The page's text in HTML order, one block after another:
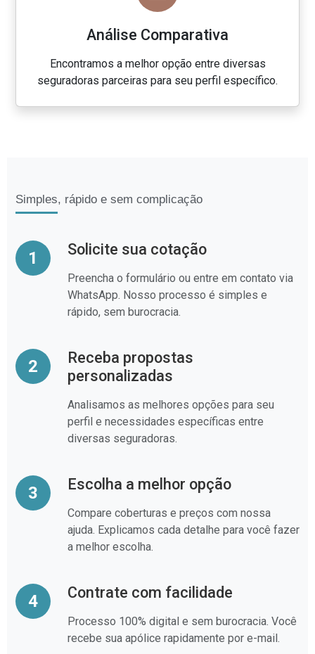
Análise Comparativa
Encontramos a melhor opção entre diversas
seguradoras parceiras para seu perfil específico.
Simples, rápido e sem complicação
1 Solicite sua cotação
Preencha o formulário ou entre em contato via
WhatsApp. Nosso processo é simples e
rápido, sem burocracia.
2
Receba propostas
personalizadas
Analisamos as melhores opções para seu
perfil e necessidades específicas entre
diversas seguradoras.
3 Escolha a melhor opção
Compare coberturas e preços com nossa
ajuda. Explicamos cada detalhe para você fazer
a melhor escolha.
4 Contrate com facilidade
Processo 100% digital e sem burocracia. Você
recebe sua apólice rapidamente por e-mail.